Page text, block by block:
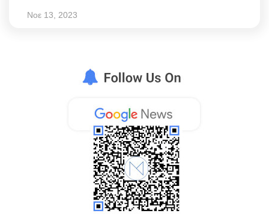
Νοε 13, 2023